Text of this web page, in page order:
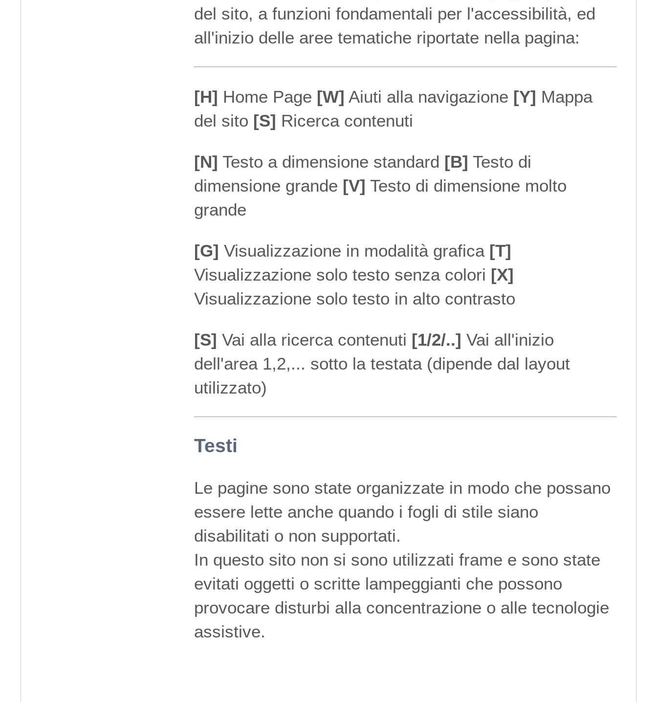
del sito, a funzioni fondamentali per l'accessibilità, ed
all'inizio delle aree tematiche riportate nella pagina:
[H] Home Page [W] Aiuti alla navigazione [Y] Mappa
del sito [S] Ricerca contenuti
[N] Testo a dimensione standard [B] Testo di
dimensione grande [V] Testo di dimensione molto
grande
[G] Visualizzazione in modalità grafica [T]
Visualizzazione solo testo senza colori [X]
Visualizzazione solo testo in alto contrasto
[S] Vai alla ricerca contenuti [1/2/..] Vai all'inizio
dell'area 1,2,... sotto la testata (dipende dal layout
utilizzato)
Testi
Le pagine sono state organizzate in modo che possano
essere lette anche quando i fogli di stile siano
disabilitati o non supportati.
In questo sito non si sono utilizzati frame e sono state
evitati oggetti o scritte lampeggianti che possono
provocare disturbi alla concentrazione o alle tecnologie
assistive.